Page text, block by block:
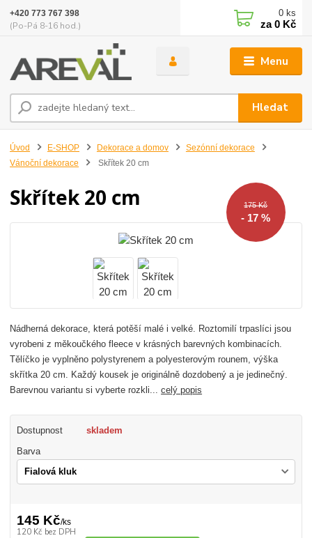
Menu
Hledat
+420 773 767 398
(Po-Pá 8-16 hod.)
0 ks
za0 Kč
Úvod E-SHOP Dekorace a domov
Sezónní dekorace
Vánoční dekorace
Skřítek 20 cm
Skřítek 20 cm 175 Kč
- 17 %
Nádherná dekorace, která potěší malé i velké. Roztomilí trpaslíci jsou
vyrobeni z měkoučkého fleece v krásných barevných kombinacích.
Tělíčko je vyplněno polystyrenem a polyesterovým rounem, výška
skřítka 20 cm. Každý kousek je originálně dozdobený a je jedinečný.
Barevnou variantu si vyberte rozkli...celý popis
Dostupnost skladem
Barva
145 Kč/ks
120 Kč bez DPH